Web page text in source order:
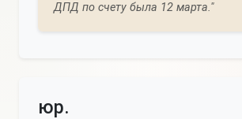
ДПД по счету была 12 марта."
юр.